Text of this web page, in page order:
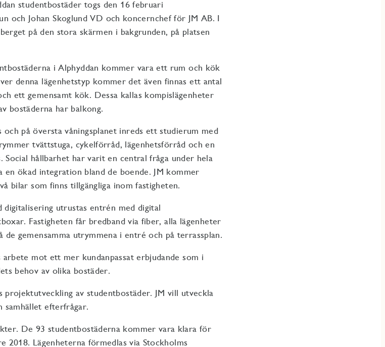
studentbostäder togs den 16 februari
och Johan Skoglund VD och koncernchef för JM AB. I
på den stora skärmen i bakgrunden, på platsen
i Alphyddan kommer vara ett rum och kök
denna lägenhetstyp kommer det även finnas ett antal
ett gemensamt kök. Dessa kallas kompislägenheter
bostäderna har balkong.
och på översta våningsplanet inreds ett studierum med
tvättstuga, cykelförråd, lägenhetsförråd och en
Social hållbarhet har varit en central fråga under hela
en ökad integration bland de boende. JM kommer
bilar som finns tillgängliga inom fastigheten.
utrustas entrén med digital
Fastigheten får bredband via fiber, alla lägenheter
gemensamma utrymmena i entré och på terrassplan.
mot ett mer kundanpassat erbjudande som i
behov av olika bostäder.
projektutveckling av studentbostäder. JM vill utveckla
efterfrågar.
De 93 studentbostäderna kommer vara klara för
2018. Lägenheterna förmedlas via Stockholms